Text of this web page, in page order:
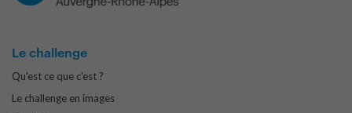
Le challenge
Qu'est ce que c'est ?
Le challenge en images